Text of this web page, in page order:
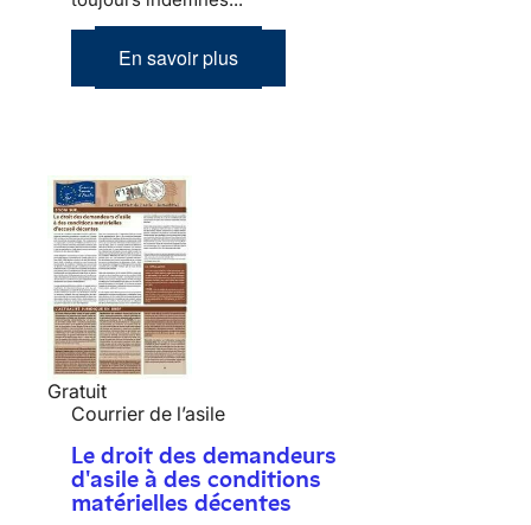
En savoir plus
Gratuit
Courrier de l’asile
Le droit des demandeurs
d'asile à des conditions
matérielles décentes